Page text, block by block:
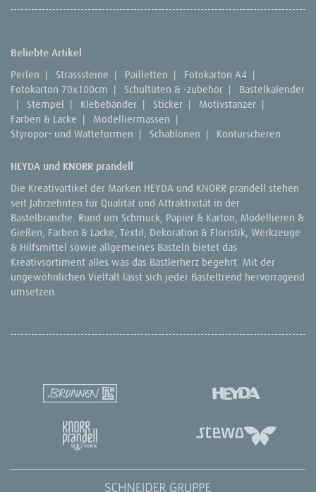
Beliebte Artikel
Perlen | Strasssteine | Pailletten | Fotokarton A4 |
Fotokarton 70x100cm | Schultüten & -zubehör |
Bastelkalender
|
Stempel | Klebebänder | Sticker | Motivstanzer |
Farben & Lacke | Modelliermassen |
Styropor- und Watteformen | Schablonen | Konturscheren
HEYDA und KNORR prandell
Die Kreativartikel der Marken HEYDA und KNORR prandell stehen
seit Jahrzehnten für Qualität und Attraktivität in der
Bastelbranche. Rund um Schmuck, Papier & Karton, Modellieren &
Gießen, Farben & Lacke, Textil, Dekoration & Floristik, Werkzeuge
& Hilfsmittel sowie allgemeines Basteln bietet das
Kreativsortiment alles was das Bastlerherz begehrt. Mit der
ungewöhnlichen Vielfalt lässt sich jeder Basteltrend hervorragend
umsetzen.